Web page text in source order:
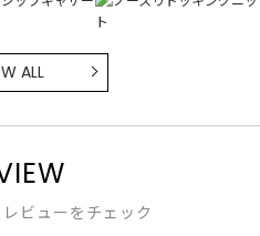
ALL
ビューをチェック